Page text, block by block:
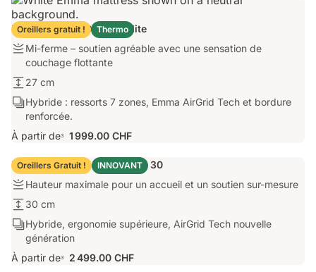
de
ressorts,
3
couches
mousses
adaptatives,
bords
renforcés
Oreillers gratuit ! Thermo
Matelas Emma Original Elite
Firmness:
Mi-
ferme
–
soutien
agréable
avec
sensation
de
couchage
flottante
Mi-ferme – soutien agréable avec une sensation de
couchage flottante
Hauteur
du
matelas:
cm
27 cm
Ergonomie/Zones:
Hybride
ressorts
7
zones,
Emma
AirGrid
Tech
et
bordure
renforcée.
Hybride : ressorts 7 zones, Emma AirGrid Tech et bordure
renforcée.
À partir de3 1 999.00 CHF
Oreillers Gratuit ! INNOVANT
Matelas Emma Performance 30
Firmness:
Hauteur
maximale
pour
accueil
Hauteur maximale pour un accueil et un soutien sur-mesure
Hauteur
du
matelas:
cm
30 cm
Ergonomie/Zones:
Hybride,
ergonomie
supérieure,
Hybride, ergonomie supérieure, AirGrid Tech nouvelle
génération
À partir de3 2 499.00 CHF